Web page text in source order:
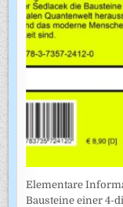
Elementare
Bausteine einer 4-